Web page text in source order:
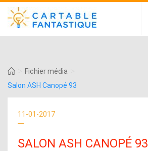
Fichier média
Salon ASH Canopé 93
11-01-2017
SALON ASH CANOPÉ 93